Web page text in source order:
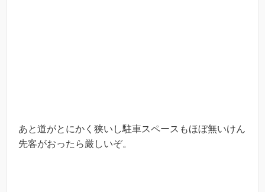
あと道がとにかく狭いし駐車スペースもほぼ無いけん
先客がおったら厳しいぞ。